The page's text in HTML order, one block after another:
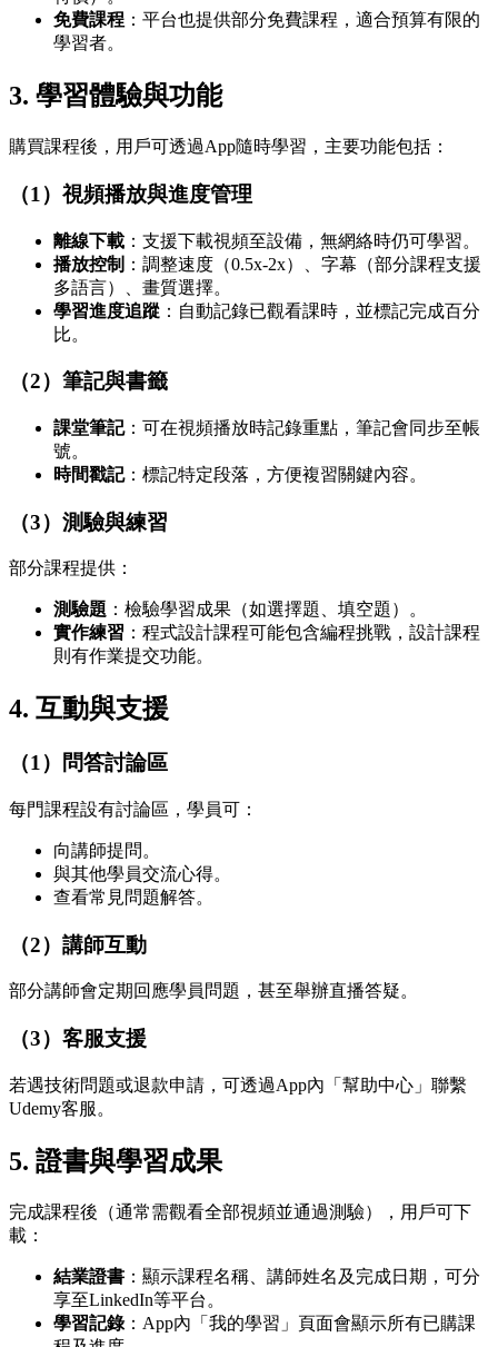
免費課程 ：平台也提供部分免費課程，適合預算有限的
學習者。
3. 學習體驗與功能
購買課程後，用戶可透過App隨時學習，主要功能包括：
（1）視頻播放與進度管理
離線下載 ：支援下載視頻至設備，無網絡時仍可學習。
播放控制 ：調整速度（0.5x-2x）、字幕（部分課程支援
多語言）、畫質選擇。
學習進度追蹤 ：自動記錄已觀看課時，並標記完成百分
比。
（2）筆記與書籤
課堂筆記：可在視頻播放時記錄重點，筆記會同步至帳
號。
時間戳記：標記特定段落，方便複習關鍵內容。
（3）測驗與練習
部分課程提供：
測驗題 ：檢驗學習成果（如選擇題、填空題）。
實作練習 ：程式設計課程可能包含編程挑戰，設計課程
則有作業提交功能。
4. 互動與支援
（1）問答討論區
每門課程設有討論區，學員可：
向講師提問。
與其他學員交流心得。
查看常見問題解答。
（2）講師互動
部分講師會定期回應學員問題，甚至舉辦直播答疑。
（3）客服支援
若遇技術問題或退款申請，可透過App內「幫助中心」聯繫
Udemy客服。
5. 證書與學習成果
完成課程後（通常需觀看全部視頻並通過測驗），用戶可下
載：
結業證書 ：顯示課程名稱、講師姓名及完成日期，可分
享至LinkedIn等平台。
學習記錄：App內「我的學習」頁面會顯示所有已購課